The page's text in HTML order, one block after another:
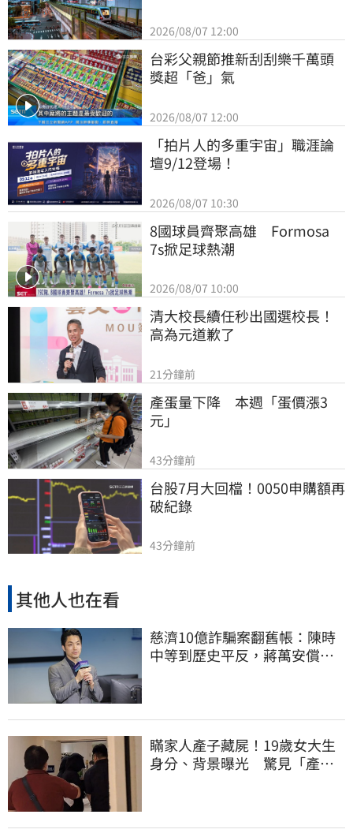
2026/08/07 12:00
台彩父親節推新刮刮樂千萬頭
獎超「爸」氣
2026/08/07 12:00
「拍片人的多重宇宙」職涯論
壇9/12登場！
2026/08/07 10:30
8國球員齊聚高雄　Formosa
7s掀足球熱潮
2026/08/07 10:00
清大校長續任秒出國選校長！
高為元道歉了
21分鐘前
產蛋量下降　本週「蛋價漲3
元」
43分鐘前
台股7月大回檔！0050申購額再
破紀錄
43分鐘前
其他人也在看
慈濟10億詐騙案翻舊帳：陳時
中等到歷史平反，蔣萬安償還
瞞家人產子藏屍！19歲女大生
身分、背景曝光 驚見「產檢